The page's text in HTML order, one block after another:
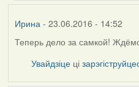
Ирина- 23.06.2016 - 14:52
Теперь дело за самкой!
Увайдзіце ці